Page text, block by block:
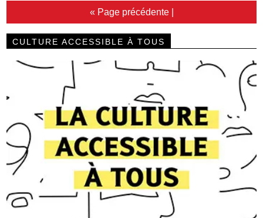
« Page précédente|
CULTURE ACCESSIBLE À TOUS